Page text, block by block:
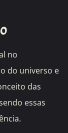
no
do universo e
das
essas